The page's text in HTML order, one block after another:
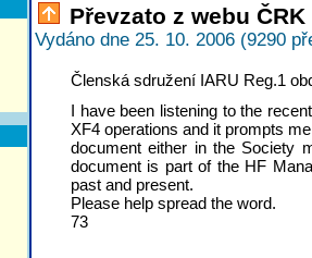
Převzato z webu ČRK
Vydáno dne 25. 10. 2006 (9290
Členská sdružení IARU Reg.1
I have been listening to the
XF4 operations and it prompts
document either in the Society
document is part of the HF
past and present.
Please help spread the word.
73